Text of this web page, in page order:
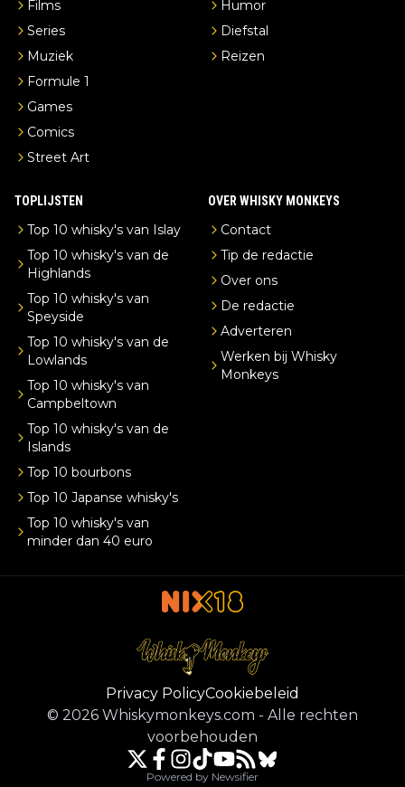
Films
Series
Muziek
Formule 1
Games
Comics
Street Art
Humor
Diefstal
Reizen
TOPLIJSTEN
Top 10 whisky's van Islay
Top 10 whisky's van de
Highlands
Top 10 whisky's van
Speyside
Top 10 whisky's van de
Lowlands
Top 10 whisky's van
Campbeltown
Top 10 whisky's van de
Islands
Top 10 bourbons
Top 10 Japanse whisky's
Top 10 whisky's van
minder dan 40 euro
OVER WHISKY MONKEYS
Contact
Tip de redactie
Over ons
De redactie
Adverteren
Werken bij Whisky
Monkeys
Privacy PolicyCookiebeleid
© 2026 Whiskymonkeys.com - Alle rechten
voorbehouden
Powered by Newsifier